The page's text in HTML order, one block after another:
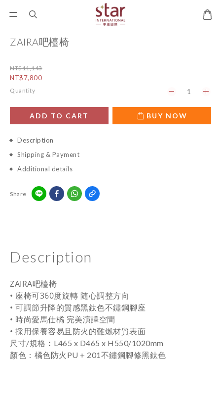
ZAIRA吧檯椅
NT$11,143
NT$7,800
Quantity
ADD TO CART BUY NOW
Description
Shipping & Payment
Additional details
Share
Description
ZAIRA吧檯椅
• 座椅可360度旋轉 随心調整方向
• 可調節升降的質感黑鈦色不鏽鋼腳座
• 時尚愛馬仕橘 完美演譯空間
• 採用保養容易且 防火的難燃材質表面
尺寸/規格 ︰ L465 x D465 x H550/1020mm
顏色 ：橘色防火PU + 201不鏽鋼腳修黑鈦色